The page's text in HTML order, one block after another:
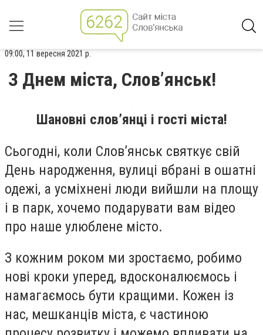
09:00, 11 вересня 2021 р.
З Днем міста, Слов’янськ!
Шановні слов’янці і гості міста!
Сьогодні, коли Слов’янськ святкує свій
День народження, вулиці вбрані в ошатні
одежі, а усміхнені люди вийшли на площу
і в парк, хочемо подарувати вам відео
про наше улюблене місто.
З кожним роком ми зростаємо, робимо
нові кроки уперед, вдосконалюємось і
намагаємось бути кращими. Кожен із
нас, мешканців міста, є частиною